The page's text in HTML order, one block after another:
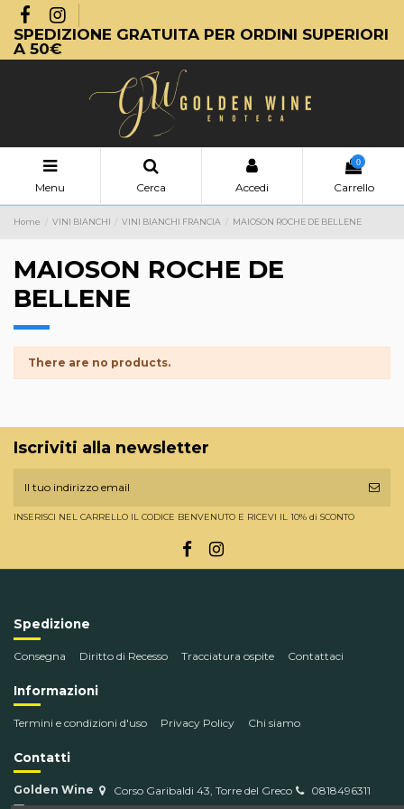
SPEDIZIONE GRATUITA PER ORDINI SUPERIORI
A 50€
Menu Cerca Accedi
0
Carrello
Home VINI BIANCHI VINI BIANCHI FRANCIA MAIOSON ROCHE DE BELLENE
MAIOSON ROCHE DE
BELLENE
There are no products.
Iscriviti alla newsletter
INSERISCI NEL CARRELLO IL CODICE BENVENUTO E RICEVI IL 10% di SCONTO
Spedizione
Consegna Diritto di Recesso Tracciatura ospite Contattaci
Informazioni
Termini e condizioni d'uso Privacy Policy Chi siamo
Contatti
Golden Wine Corso Garibaldi 43, Torre del Greco
0818496311